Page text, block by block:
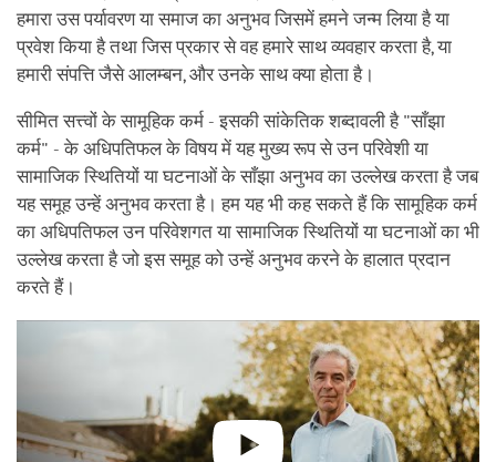
हमारा उस पर्यावरण या समाज का अनुभव जिसमें हमने जन्म लिया है या
प्रवेश किया है तथा जिस प्रकार से वह हमारे साथ व्यवहार करता है, या
हमारी संपत्ति जैसे आलम्बन, और उनके साथ क्या होता है।
सीमित सत्त्वों के सामूहिक कर्म - इसकी सांकेतिक शब्दावली है "साँझा
कर्म" - के अधिपतिफल के विषय में यह मुख्य रूप से उन परिवेशी या
सामाजिक स्थितियों या घटनाओं के साँझा अनुभव का उल्लेख करता है जब
यह समूह उन्हें अनुभव करता है। हम यह भी कह सकते हैं कि सामूहिक कर्म
का अधिपतिफल उन परिवेशगत या सामाजिक स्थितियों या घटनाओं का भी
उल्लेख करता है जो इस समूह को उन्हें अनुभव करने के हालात प्रदान
करते हैं।